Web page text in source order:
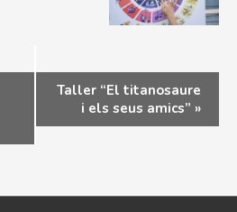
Taller “El titanosaure
i els seus amics” »